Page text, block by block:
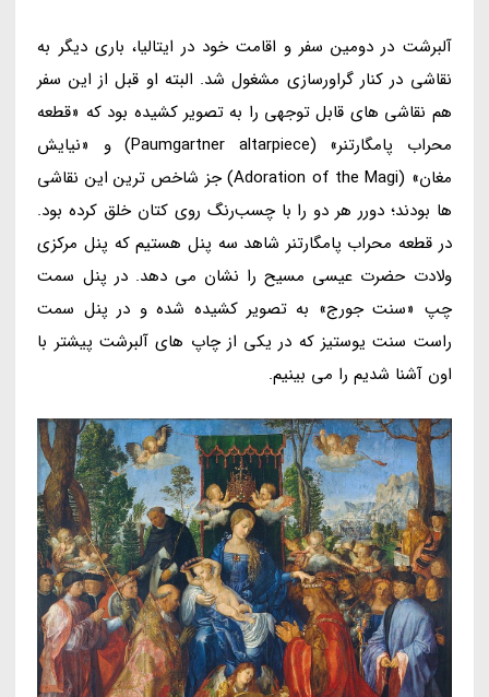
آلبرشت در دومین سفر و اقامت خود در ایتالیا، باری دیگر به
نقاشی در کنار گراورسازی مشغول شد. البته او قبل از این سفر
هم نقاشی های قابل توجهی را به تصویر کشیده بود که «قطعه
محراب پامگارتنر» (Paumgartner altarpiece) و «نیایش
مغان» (Adoration of the Magi) جز شاخص ترین این نقاشی
ها بودند؛ دورر هر دو را با چسب‌رنگ روی کتان خلق کرده بود.
در قطعه محراب پامگارتنر شاهد سه پنل هستیم که پنل مرکزی
ولادت حضرت عیسی مسیح را نشان می دهد. در پنل سمت
چپ «سنت جورج» به تصویر کشیده شده و در پنل سمت
راست سنت یوستیز که در یکی از چاپ های آلبرشت پیشتر با
اون آشنا شدیم را می بینیم.